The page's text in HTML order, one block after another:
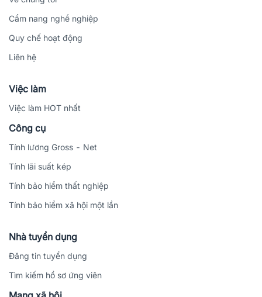
Cẩm nang nghề nghiệp
Quy chế hoạt động
Liên hệ
Việc làm
Việc làm HOT nhất
Công cụ
Tính lương Gross - Net
Tính lãi suất kép
Tính bảo hiểm thất nghiệp
Tính bảo hiểm xã hội một lần
Nhà tuyển dụng
Đăng tin tuyển dụng
Tìm kiếm hồ sơ ứng viên